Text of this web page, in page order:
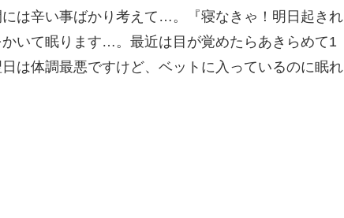
は辛い事ばかり考えて…。『寝なきゃ！明日起きれ
いて眠ります…。最近は目が覚めたらあきらめて1
は体調最悪ですけど、ベットに入っているのに眠れ